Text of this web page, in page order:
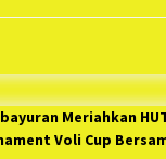
Meriahkan
Voli Cup